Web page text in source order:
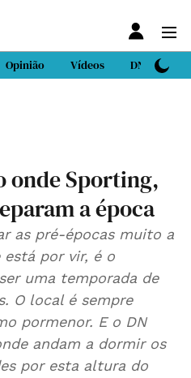
Opinião Vídeos DN Sport
onde Sporting,
a época
as pré-épocas muito a
por vir, é o
uma temporada de
O local é sempre
pormenor. E o DN
andam a dormir os
por esta altura do